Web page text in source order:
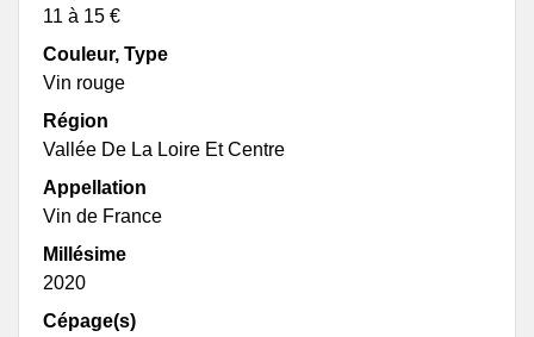
11 à 15 €
Couleur, Type
Vin rouge
Région
Vallée De La Loire Et Centre
Appellation
Vin de France
Millésime
2020
Cépage(s)